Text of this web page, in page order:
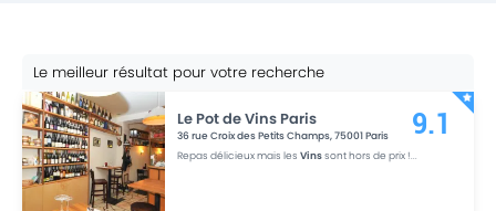
Le meilleur résultat pour votre recherche
Le Pot de Vins Paris
36 rue Croix des Petits Champs,75001 Paris
Repas délicieux mais lesVinssont hors de prix !...
9.1